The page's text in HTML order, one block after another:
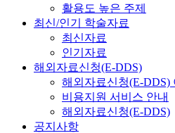
활용도 높은 주제
최신/인기 학술자료
최신자료
인기자료
해외자료신청(E-DDS)
해외자료신청(E-DDS)
비용지원 서비스 안내
해외자료신청(E-DDS)
공지사항